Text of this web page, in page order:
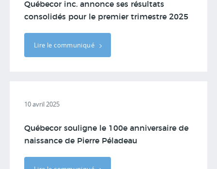
Québecor inc. annonce ses résultats
consolidés pour le premier trimestre 2025
Lire le communiqué
10 avril 2025
Québecor souligne le 100e anniversaire de
naissance de Pierre Péladeau